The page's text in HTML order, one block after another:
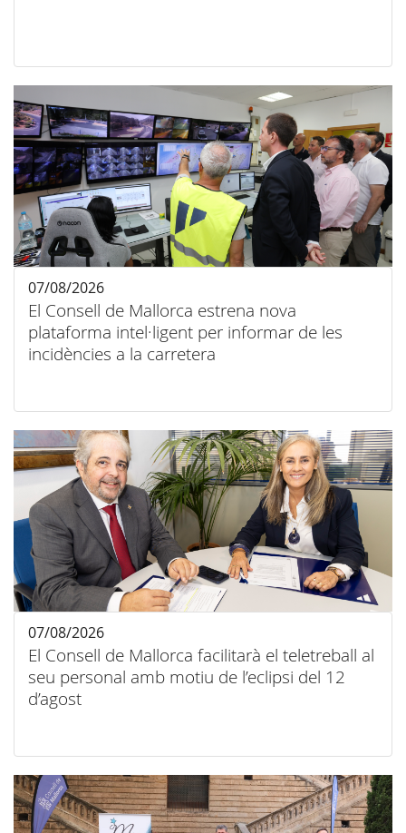
El Consell de Mallorca estrena nova
plataforma intel·ligent per informar de les
incidències a la carretera
07/08/2026
El Consell de Mallorca facilitarà el teletreball al
seu personal amb motiu de l’eclipsi del 12
d’agost
07/08/2026